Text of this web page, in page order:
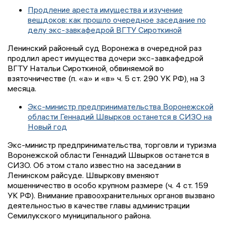
Продление ареста имущества и изучение
вещдоков: как прошло очередное заседание по
делу экс-завкафедрой ВГТУ Сироткиной
Ленинский районный суд Воронежа в очередной раз
продлил арест имущества дочери экс-завкафедрой
ВГТУ Натальи Сироткиной, обвиняемой во
взяточничестве (п. «а» и «в» ч. 5 ст. 290 УК РФ), на 3
месяца.
Экс-министр предпринимательства Воронежской
области Геннадий Швырков останется в СИЗО на
Новый год
Экс-министр предпринимательства, торговли и туризма
Воронежской области Геннадий Швырков останется в
СИЗО. Об этом стало известно на заседании в
Ленинском райсуде. Швыркову вменяют
мошенничество в особо крупном размере (ч. 4 ст. 159
УК РФ). Внимание правоохранительных органов вызвано
деятельностью в качестве главы администрации
Семилукского муниципального района.